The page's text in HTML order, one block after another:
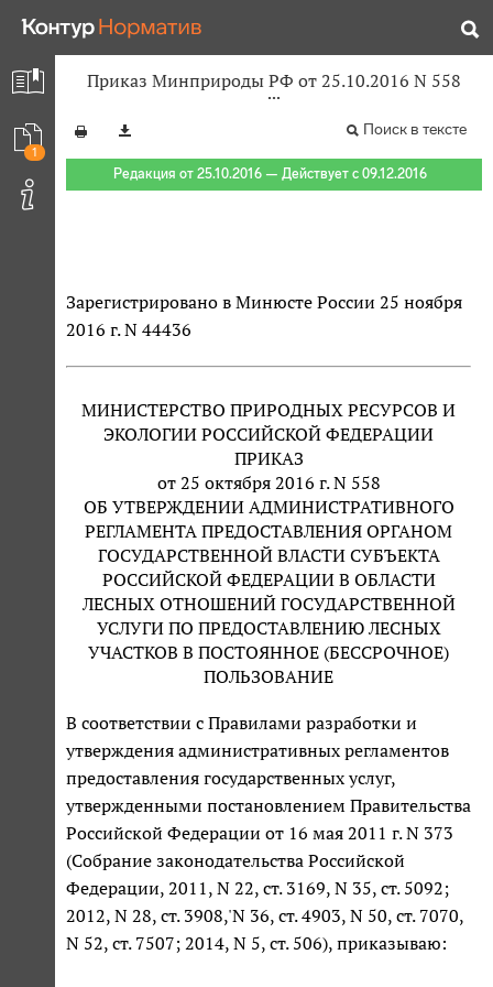
1
Приказ Минприроды РФ от 25.10.2016 N 558
Поиск в тексте
Редакция от 25.10.2016 — Действует с 09.12.2016
Зарегистрировано в Минюсте России 25 ноября
2016 г. N 44436
МИНИСТЕРСТВО ПРИРОДНЫХ РЕСУРСОВ И
ЭКОЛОГИИ РОССИЙСКОЙ ФЕДЕРАЦИИ
ПРИКАЗ
от 25 октября 2016 г. N 558
ОБ УТВЕРЖДЕНИИ АДМИНИСТРАТИВНОГО
РЕГЛАМЕНТА ПРЕДОСТАВЛЕНИЯ ОРГАНОМ
ГОСУДАРСТВЕННОЙ ВЛАСТИ СУБЪЕКТА
РОССИЙСКОЙ ФЕДЕРАЦИИ В ОБЛАСТИ
ЛЕСНЫХ ОТНОШЕНИЙ ГОСУДАРСТВЕННОЙ
УСЛУГИ ПО ПРЕДОСТАВЛЕНИЮ ЛЕСНЫХ
УЧАСТКОВ В ПОСТОЯННОЕ (БЕССРОЧНОЕ)
ПОЛЬЗОВАНИЕ
В соответствии с Правилами разработки и
утверждения административных регламентов
предоставления государственных услуг,
утвержденными постановлением Правительства
Российской Федерации от 16 мая 2011 г. N 373
(Собрание законодательства Российской
Федерации, 2011, N 22, ст. 3169, N 35, ст. 5092;
2012, N 28, ст. 3908,'N 36, ст. 4903, N 50, ст. 7070,
N 52, ст. 7507; 2014, N 5, ст. 506), приказываю: